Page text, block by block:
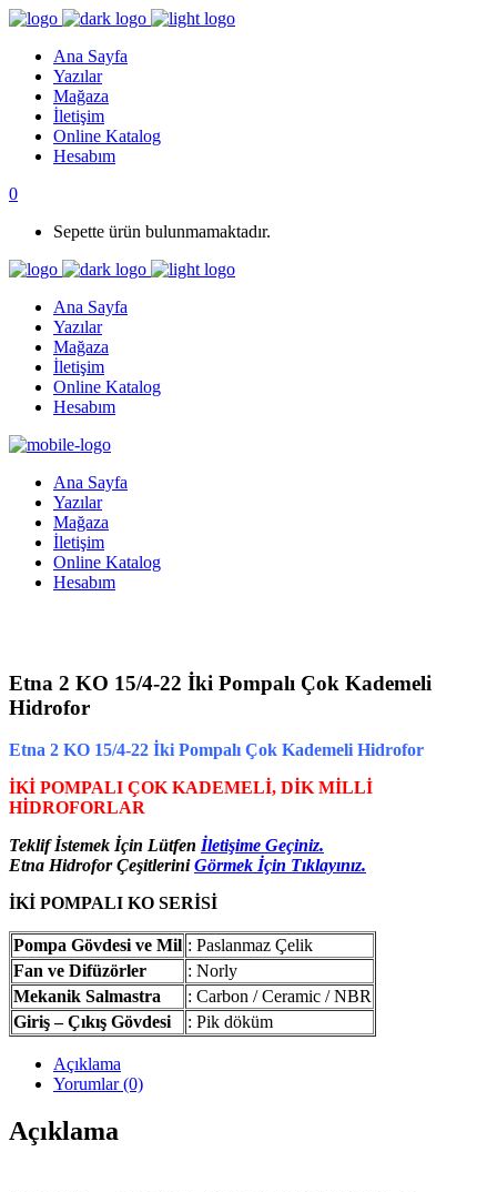
Ana Sayfa
Yazılar
Mağaza
İletişim
Online Katalog
Hesabım
0
Sepette ürün bulunmamaktadır.
Ana Sayfa
Yazılar
Mağaza
İletişim
Online Katalog
Hesabım
Ana Sayfa
Yazılar
Mağaza
İletişim
Online Katalog
Hesabım
Etna 2 KO 15/4-22 İki Pompalı Çok Kademeli
Hidrofor
Etna 2 KO 15/4-22 İki Pompalı Çok Kademeli Hidrofor
İKİ POMPALI ÇOK KADEMELİ, DİK MİLLİ
HİDROFORLAR
Teklif İstemek İçin Lütfen İletişime Geçiniz.
Etna Hidrofor ÇeşitleriniGörmek İçin Tıklayınız.
İKİ POMPALI KO SERİSİ
Pompa Gövdesi ve Mil : Paslanmaz Çelik
Fan ve Difüzörler
: Norly
Mekanik Salmastra
: Carbon / Ceramic / NBR
Giriş – Çıkış Gövdesi
: Pik döküm
Açıklama
Yorumlar (0)
Açıklama